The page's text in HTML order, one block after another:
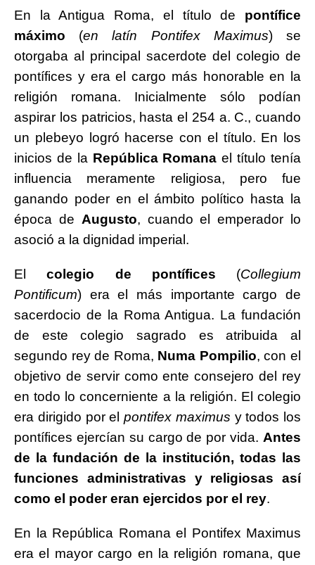
En la Antigua Roma, el título de pontífice
máximo (en latín Pontifex Maximus) se
otorgaba al principal sacerdote del colegio de
pontífices y era el cargo más honorable en la
religión romana. Inicialmente sólo podían
aspirar los patricios, hasta el 254 a. C., cuando
un plebeyo logró hacerse con el título. En los
inicios de la República Romana el título tenía
influencia meramente religiosa, pero fue
ganando poder en el ámbito político hasta la
época de Augusto, cuando el emperador lo
asoció a la dignidad imperial.
Elcolegio de pontífices (Collegium
Pontificum) era el más importante cargo de
sacerdocio de la Roma Antigua. La fundación
de este colegio sagrado es atribuida al
segundo rey de Roma, Numa Pompilio, con el
objetivo de servir como ente consejero del rey
en todo lo concerniente a la religión. El colegio
era dirigido por el pontifex maximus y todos los
pontífices ejercían su cargo de por vida. Antes
de la fundación de la institución, todas las
funciones administrativas y religiosas así
como el poder eran ejercidos por el rey.
En la República Romana el Pontifex Maximus
era el mayor cargo en la religión romana, que